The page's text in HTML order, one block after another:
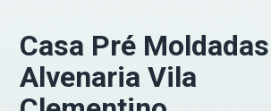
Casa Pré Moldadas
Alvenaria Vila